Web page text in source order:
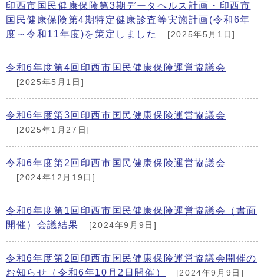
印西市国民健康保険第3期データヘルス計画・印西市
国民健康保険第4期特定健康診査等実施計画(令和6年
度～令和11年度)を策定しました
[2025年5月1日]
令和6年度第4回印西市国民健康保険運営協議会
[2025年5月1日]
令和6年度第3回印西市国民健康保険運営協議会
[2025年1月27日]
令和6年度第2回印西市国民健康保険運営協議会
[2024年12月19日]
令和6年度第1回印西市国民健康保険運営協議会（書面
開催）会議結果
[2024年9月9日]
令和6年度第2回印西市国民健康保険運営協議会開催の
お知らせ（令和6年10月2日開催）
[2024年9月9日]